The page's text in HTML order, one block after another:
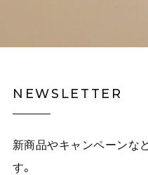
NEWSLETTER
新商品やキャンペーンな
す。